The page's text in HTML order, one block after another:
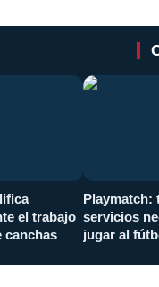
el trabajo
canchas
Playmatch:
servicios
jugar al